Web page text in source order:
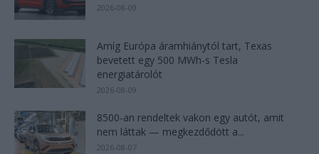
2026-08-09
Amíg Európa áramhiánytól tart, Texas
bevetett egy 500 MWh-s Tesla
energiatárolót
2026-08-09
8500-an rendeltek vakon egy autót, amit
nem láttak — megkezdődött a...
2026-08-07